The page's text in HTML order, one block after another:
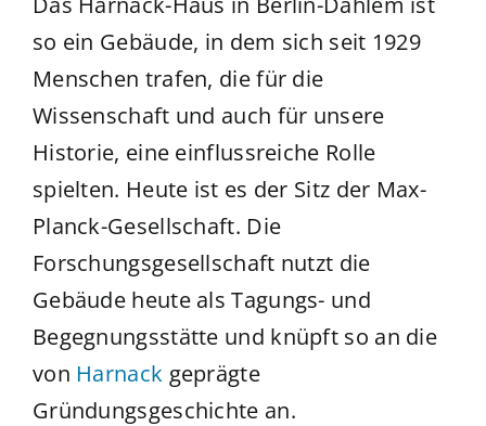
so ein Gebäude, in dem sich seit 1929
Menschen trafen, die für die
Wissenschaft und auch für unsere
Historie, eine einflussreiche Rolle
spielten. Heute ist es der Sitz der Max-
Planck-Gesellschaft. Die
Forschungsgesellschaft nutzt die
Gebäude heute als Tagungs- und
Begegnungsstätte und knüpft so an die
von Harnack geprägte
Gründungsgeschichte an.